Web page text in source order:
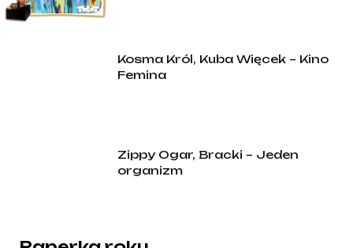
Kosma Król, Kuba Więcek – Kino
Femina
Zippy Ogar, Bracki – Jeden
organizm